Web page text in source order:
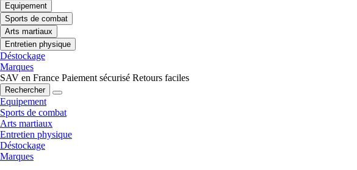
Equipement
Sports de combat
Arts martiaux
Entretien physique
Déstockage
Marques
SAV en France Paiement sécurisé Retours faciles
Rechercher
Equipement
Sports de combat
Arts martiaux
Entretien physique
Déstockage
Marques